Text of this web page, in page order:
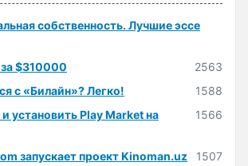
собственность. Лучшие эссе
$310000
2563
с «Билайн»? Легко!
1588
установить Play Market на
1566
запускает проект Kinoman.uz
1507